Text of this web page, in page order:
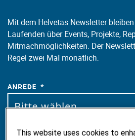
Mit dem Helvetas Newsletter
Laufenden über Events, Projekte,
Mitmachmöglichkeiten. Der
Regel zwei Mal monatlich.
ANREDE
This website uses cookies to